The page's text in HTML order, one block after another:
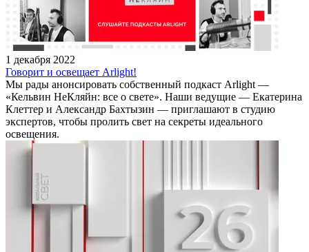
1 декабря 2022
Говорит и освещает Arlight!
Мы рады анонсировать собственный подкаст Arlight —
«Кельвин НеКляйн: все о свете». Наши ведущие — Екатерина
Клеттер и Александр Бахтызин — приглашают в студию
экспертов, чтобы пролить свет на секреты идеального
освещения.